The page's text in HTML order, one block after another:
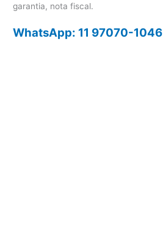
garantia, nota fiscal.
WhatsApp: 11 97070-1046